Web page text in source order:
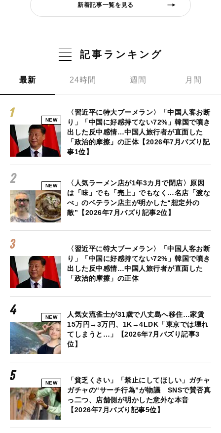
新着記事一覧を見る
記事ランキング
最新 24時間 週間 月間
NEW
〈習近平に特大ブーメラン〉「中国人客お断
り」「中国に好感持てない72%」韓国で噴き
出した反中感情…中国人旅行者が直面した
「政治的摩擦」の正体【2026年7月バズり記
事1位】
NEW
〈人気ラーメン店が1年3カ月で閉店〉原因
は「味」でも「売上」でもなく…名店「渡な
べ」のベテラン店主が明かした“想定外の
敵”【2026年7月バズり記事2位】
〈習近平に特大ブーメラン〉「中国人客お断
り」「中国に好感持てない72%」韓国で噴き
出した反中感情…中国人旅行者が直面した
「政治的摩擦」の正体
NEW
人気女流雀士が31歳で八丈島へ移住…家賃
15万円→3万円、1K→4LDK「東京では壊れ
てしまうと…」【2026年7月バズり記事3
位】
NEW
「貧乏くさい」「禁止にしてほしい」ガチャ
ガチャの“サーチ行為”が物議 SNSで賛否真
っ二つ、店舗側が明かした意外な本音
【2026年7月バズり記事5位】